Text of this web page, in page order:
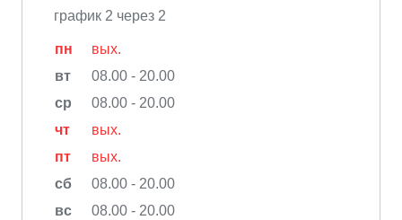
график 2 через 2
пн
вых.
вт
08.00 - 20.00
ср
08.00 - 20.00
чт
вых.
пт
вых.
сб
08.00 - 20.00
вс
08.00 - 20.00